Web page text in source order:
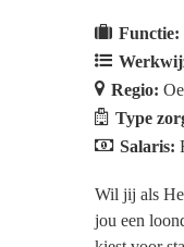
Functie:
Regio:
Type
Salaris:
Wil jij als
jou een